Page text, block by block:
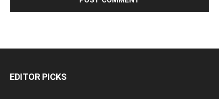
EDITOR PICKS